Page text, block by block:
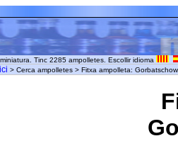
Tinc 2285 ampolletes. Escollir idioma
> Cerca ampolletes > Fitxa ampolleta: